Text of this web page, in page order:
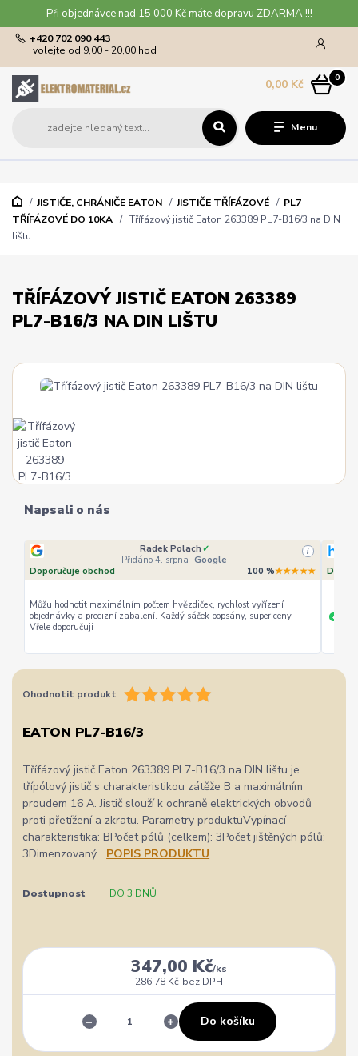
Při objednávce nad 15 000 Kč máte dopravu ZDARMA !!!
Menu
+420 702 090 443
volejte od 9,00 - 20,00 hod
0
0,00 Kč
JISTIČE, CHRÁNIČE EATON JISTIČE TŘÍFÁZOVÉ
PL7
TŘÍFÁZOVÉ DO 10KA
Třífázový jistič Eaton 263389 PL7-B16/3 na DIN
lištu
TŘÍFÁZOVÝ JISTIČ EATON 263389
PL7-B16/3 NA DIN LIŠTU
Napsali o nás
Radek Polach ✓
Přidáno 4. srpna · Google
i
Doporučuje obchod 100 %★★★★★
Můžu hodnotit maximálním počtem hvězdiček, rychlost vyřízení
objednávky a precizní zabalení. Každý sáček popsány, super ceny.
Vřele doporučuji
+
Ohodnotit produkt
EATON PL7-B16/3
Třífázový jistič Eaton 263389 PL7-B16/3 na DIN lištu je
třípólový jistič s charakteristikou zátěže B a maximálním
proudem 16 A. Jistič slouží k ochraně elektrických obvodů
proti přetížení a zkratu. Parametry produktuVypínací
charakteristika: BPočet pólů (celkem): 3Počet jištěných pólů:
3Dimenzovaný... POPIS PRODUKTU
Dostupnost DO 3 DNŮ
347,00 Kč/ks
286,78 Kč bez DPH
Do košíku